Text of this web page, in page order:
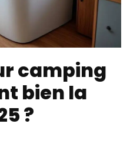
camping
bien la
?